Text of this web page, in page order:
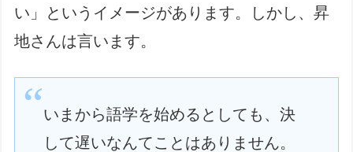
い」というイメージがあります。しかし、昇
地さんは言います。
いまから語学を始めるとしても、決
して遅いなんてことはありません。